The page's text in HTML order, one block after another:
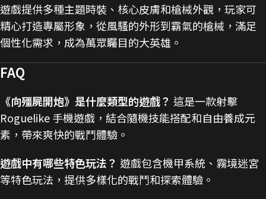
遊戲提供多種主題時裝、核心皮膚和槍械外觀，玩家可
精心打造專屬形象，從風騷的外形到霸氣的槍械，滿足
個性化需求，成為萬眾矚目的大英雄。
FAQ
《向殭屍開炮》是什麼類型的遊戲？ 這是一款射擊
Roguelike 手機遊戲，結合隨機技能搭配和自由養成元
素，帶來爽快的戰鬥體驗。
遊戲中有哪些特色玩法？ 遊戲包含機甲系統、霧境迷宮
等特色玩法，提供多樣化的戰鬥和探索體驗。